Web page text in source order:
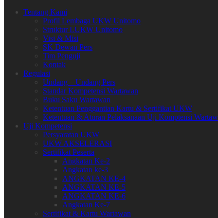
Tentang Kami
Profil Lembaga UKW Unitomo
Struktur LUKW Unitomo
Visi & Misi
SK Dewan Pers
Tim Penguji
Kontak
Regulasi
Undang – Undang Pers
Standar Kompetensi Wartawan
Buku Saku Wartawan
Ketentuan Penggantian Kartu & Sertifikat UKW
Ketentuan & Aturan Pelaksanaan Uji Komptensi
Uji Kompetensi
Persyaratan UKW
UKW AKSELERASI
Sertifikat Peserta
Angkatan Ke-2
Angkatan ke-3
ANGKATAN KE-4
ANGKATAN KE-5
ANGKATAN KE-6
Angkatan Ke-7
Sertifikat & Kartu Wartawan